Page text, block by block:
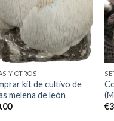
Y OTROS
kit de cultivo de
melena de león
€